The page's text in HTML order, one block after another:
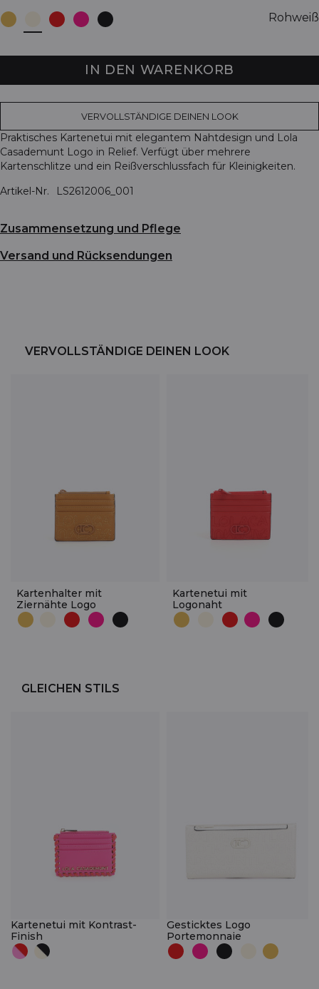
Rohweiß
IN DEN WARENKORB
VERVOLLSTÄNDIGE DEINEN LOOK
Praktisches Kartenetui mit elegantem Nahtdesign und Lola
Casademunt Logo in Relief. Verfügt über mehrere
Kartenschlitze und ein Reißverschlussfach für Kleinigkeiten.
Artikel-Nr.
LS2612006_001
Zusammensetzung und Pflege
Versand und Rücksendungen
VERVOLLSTÄNDIGE DEINEN LOOK
Kartenhalter mit
Ziernähte Logo
Kartenetui mit
Logonaht
GLEICHEN STILS
Kartenetui mit Kontrast-
Finish
Gesticktes Logo
Portemonnaie